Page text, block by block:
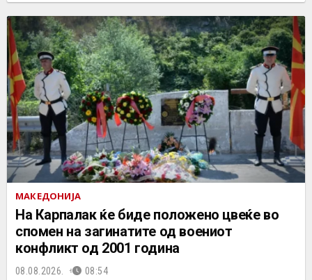
МАКЕДОНИЈА
На Карпалак ќе биде положено цвеќе во
спомен на загинатите од воениот
конфликт од 2001 година
08.08.2026. 08:54